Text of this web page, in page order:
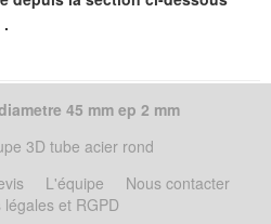
45 mm ep 2 mm
3D tube acier rond
L'équipe
Nous contacter
légales et RGPD